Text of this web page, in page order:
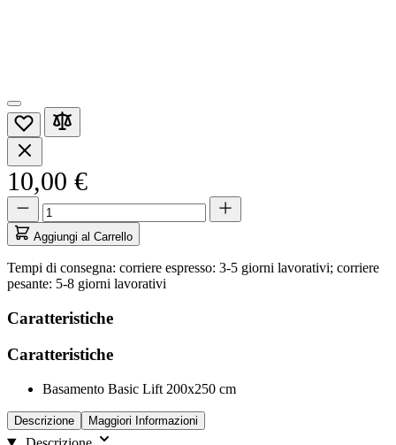
10,00 €
Quantità
aggiornata
1
Quantità
Aggiungi al Carrello
Tempi di consegna: corriere espresso: 3-5 giorni lavorativi; corriere
pesante: 5-8 giorni lavorativi
Caratteristiche
Caratteristiche
Basamento Basic Lift 200x250 cm
Descrizione Maggiori Informazioni